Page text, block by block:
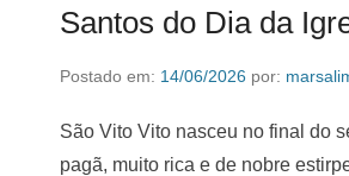
Santos do Dia da
Postado em: 14/06/2026 por:
São Vito Vito nasceu no final do
pagã, muito rica e de nobre